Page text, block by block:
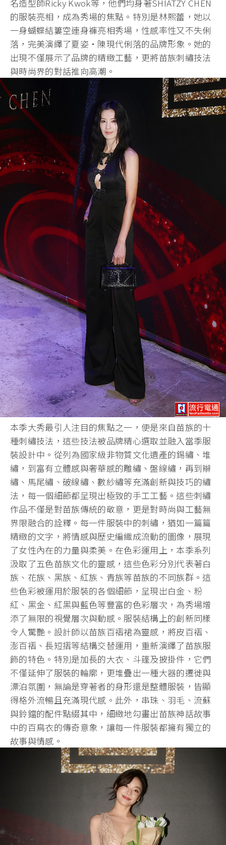
名造型師Ricky Kwok等，他們均身著SHIATZY CHEN
的服裝亮相，成為秀場的焦點。特別是林熙蕾，她以
一身蝴蝶結簍空連身褲亮相秀場，性感率性又不失俐
落，完美演繹了夏姿・陳現代俐落的品牌形象。她的
出現不僅展示了品牌的精緻工藝，更將苗族刺繡技法
與時尚界的對話推向高潮。
本季大秀最引人注目的焦點之一，便是來自苗族的十
種刺繡技法，這些技法被品牌精心選取並融入當季服
裝設計中。從列為國家級非物質文化遺產的錫繡、堆
繡，到富有立體感與奢華感的雕繡、盤線繡，再到辮
繡、馬尾繡、破線繡、數紗繡等充滿創新與技巧的繡
法，每一個細節都呈現出極致的手工工藝。這些刺繡
作品不僅是對苗族傳統的敬意，更是對時尚與工藝無
界限融合的詮釋。每一件服裝中的刺繡，猶如一篇篇
精緻的文字，將情感與歷史編織成流動的圖像，展現
了女性內在的力量與柔美。在色彩運用上，本季系列
汲取了五色苗族文化的靈感，這些色彩分別代表著白
族、花族、黑族、紅族、青族等苗族的不同族群。這
些色彩被運用於服裝的各個細節，呈現出白金、粉
紅、黑金、紅黑與藍色等豐富的色彩層次，為秀場增
添了無限的視覺層次與動感。服裝結構上的創新同樣
令人驚艷。設計師以苗族百褶裙為靈感，將皮百褶、
澎百褶、長短摺等結構交替運用，重新演繹了苗族服
飾的特色。特別是加長的大衣、斗篷及披掛件，它們
不僅延伸了服裝的輪廓，更堆疊出一種大器的遷徙與
漂泊氛圍，無論是穿著者的身形還是整體服裝，皆顯
得格外流暢且充滿現代感。此外，串珠、羽毛、流蘇
與鈴鐺的配件點綴其中，細緻地勾畫出苗族神話故事
中的百鳥衣的傳奇意象，讓每一件服裝都擁有獨立的
故事與情感。